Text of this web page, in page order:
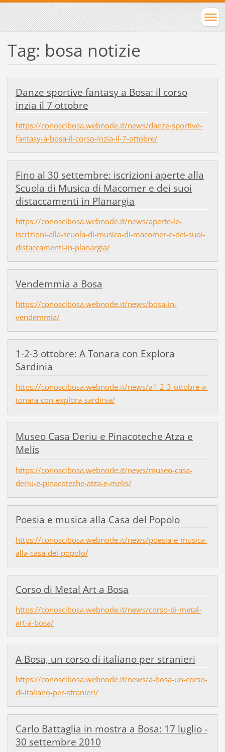
Tag: bosa notizie
Danze sportive fantasy a Bosa: il corso
inzia il 7 ottobre
https://conoscibosa.webnode.it/news/danze-sportive-
fantasy-a-bosa-il-corso-inzia-il-7-ottobre/
Fino al 30 settembre: iscrizioni aperte alla
Scuola di Musica di Macomer e dei suoi
distaccamenti in Planargia
https://conoscibosa.webnode.it/news/aperte-le-
iscrizioni-alla-scuola-di-musica-di-macomer-e-dei-suoi-
distaccamenti-in-planargia/
Vendemmia a Bosa
https://conoscibosa.webnode.it/news/bosa-in-
vendemmia/
1-2-3 ottobre: A Tonara con Explora
Sardinia
https://conoscibosa.webnode.it/news/a1-2-3-ottobre-a-
tonara-con-explora-sardinia/
Museo Casa Deriu e Pinacoteche Atza e
Melis
https://conoscibosa.webnode.it/news/museo-casa-
deriu-e-pinacoteche-atza-e-melis/
Poesia e musica alla Casa del Popolo
https://conoscibosa.webnode.it/news/poesia-e-musica-
alla-casa-del-popolo/
Corso di Metal Art a Bosa
https://conoscibosa.webnode.it/news/corso-di-metal-
art-a-bosa/
A Bosa, un corso di italiano per stranieri
https://conoscibosa.webnode.it/news/a-bosa-un-corso-
di-italiano-per-stranieri/
Carlo Battaglia in mostra a Bosa: 17 luglio -
30 settembre 2010